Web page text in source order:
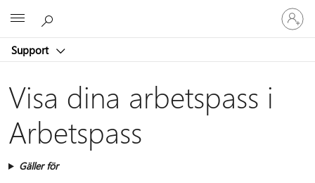
Support
Logga
in
på
konto
Visa dina arbetspass i
Arbetspass
Gäller för